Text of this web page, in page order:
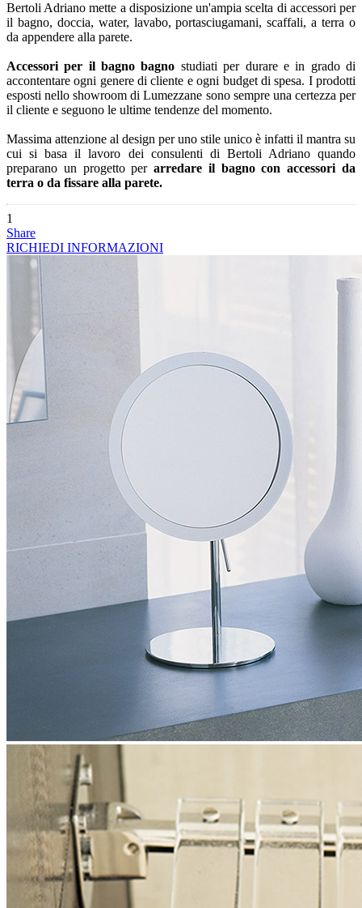
Bertoli Adriano mette a disposizione un'ampia scelta di accessori per
il bagno, doccia, water, lavabo, portasciugamani, scaffali, a terra o
da appendere alla parete.
Accessori per il bagno bagno studiati per durare e in grado di
accontentare ogni genere di cliente e ogni budget di spesa. I prodotti
esposti nello showroom di Lumezzane sono sempre una certezza per
il cliente e seguono le ultime tendenze del momento.
Massima attenzione al design per uno stile unico è infatti il mantra su
cui si basa il lavoro dei consulenti di Bertoli Adriano quando
preparano un progetto perarredare il bagno con accessori da
terra o da fissare alla parete.
1
Share
RICHIEDI INFORMAZIONI